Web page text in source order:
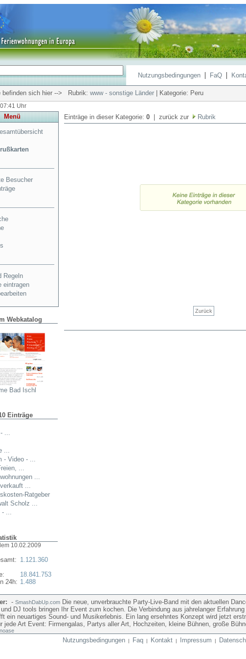
Nutzungsbedingungen| FaQ|
befinden sich hier --> Rubrik: www - sonstige Länder| Kategorie: Peru
Uhr
Menü
Besucher
Regeln
eintragen
Webkatalog
Bad Ischl
Einträge
...
...
- Video - ...
...
...
...
Ratgeber
Scholz ...
- ...
10.02.2009
24h:
1.121.360
18.841.753
1.488
Einträge in dieser Kategorie: 0| zurück zur Rubrik
Zurück
- SmashDabUp.comDie neue, unverbrauchte Party-Live-Band mit den aktuellen
und DJ tools bringen Ihr Event zum kochen. Die Verbindung aus jahrelanger
ein neuartiges Sound- und Musikerlebnis. Ein lang ersehntes Konzept wird jetzt
jede Art Event: Firmengalas, Partys aller Art, Hochzeiten, kleine Bühnen, große
Nutzungsbedingungen| Faq| Kontakt| Impressum |